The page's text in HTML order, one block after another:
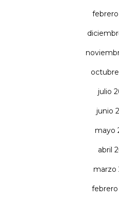
julio
junio
mayo
abril
marzo